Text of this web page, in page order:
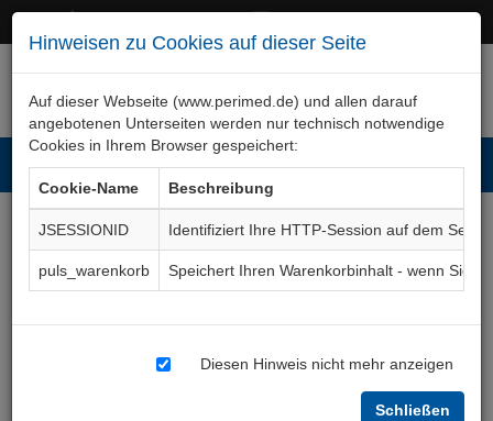
Hinweisen zu Cookies auf dieser Seite
Auf dieser Webseite (www.perimed.de) und allen darauf
angebotenen Unterseiten werden nur technisch notwendige
Cookies in Ihrem Browser gespeichert:
Cookie-Name
Beschreibung
JSESSIONID
Identifiziert Ihre HTTP-Session auf dem Server
puls_warenkorb
Speichert Ihren Warenkorbinhalt - wenn Sie
Diesen Hinweis nicht mehr anzeigen
Schließen
Schilddrüse,
Radiojodbehandlung bei
gutartigen Erkrankungen
RaNm005De